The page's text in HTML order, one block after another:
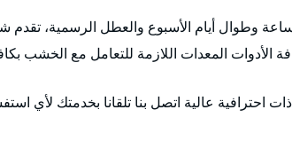
متوفرة على مدار ال ٢٤ ساعة وطوال أيام الأسبوع والعطل
الأدوات المعدات اللازمة للتعامل مع الخشب
عالية اتصل بنا تلقانا بخدمتك لأي